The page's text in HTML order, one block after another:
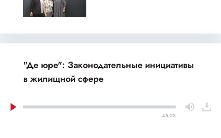
"Де юре": Законодательные инициативы
в жилищной сфере
45:23